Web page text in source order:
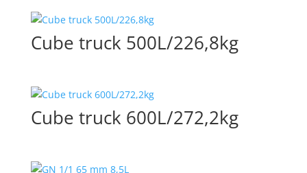
Cube truck 500L/226,8kg
Cube truck 600L/272,2kg